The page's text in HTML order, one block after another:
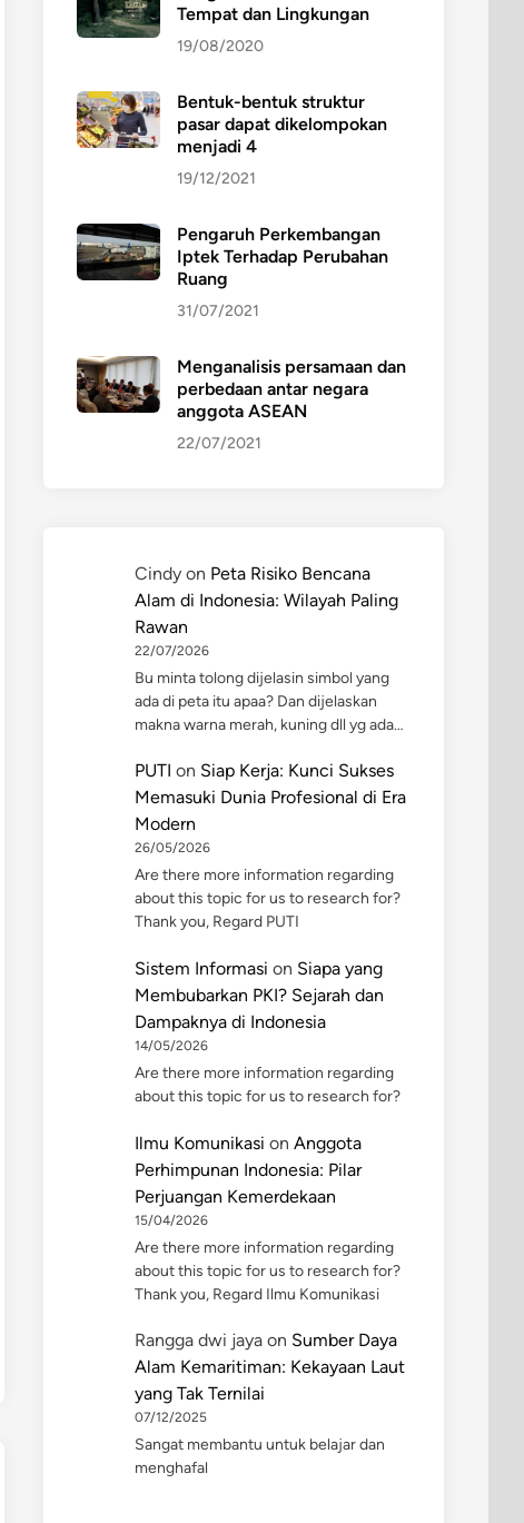
Tempat dan Lingkungan
19/08/2020
Bentuk-bentuk struktur
pasar dapat dikelompokan
menjadi 4
19/12/2021
Pengaruh Perkembangan
Iptek Terhadap Perubahan
Ruang
31/07/2021
Menganalisis persamaan dan
perbedaan antar negara
anggota ASEAN
22/07/2021
Cindy on Peta Risiko Bencana
Alam di Indonesia: Wilayah Paling
Rawan
22/07/2026
Bu minta tolong dijelasin simbol yang
ada di peta itu apaa? Dan dijelaskan
makna warna merah, kuning dll yg ada…
PUTI on Siap Kerja: Kunci Sukses
Memasuki Dunia Profesional di Era
Modern
26/05/2026
Are there more information regarding
about this topic for us to research for?
Thank you, Regard PUTI
Sistem Informasi on Siapa yang
Membubarkan PKI? Sejarah dan
Dampaknya di Indonesia
14/05/2026
Are there more information regarding
about this topic for us to research for?
Ilmu Komunikasi on Anggota
Perhimpunan Indonesia: Pilar
Perjuangan Kemerdekaan
15/04/2026
Are there more information regarding
about this topic for us to research for?
Thank you, Regard Ilmu Komunikasi
Rangga dwi jaya on Sumber Daya
Alam Kemaritiman: Kekayaan Laut
yang Tak Ternilai
07/12/2025
Sangat membantu untuk belajar dan
menghafal